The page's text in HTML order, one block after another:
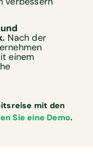
Nach der
einem
mit den
Sie eine Demo.